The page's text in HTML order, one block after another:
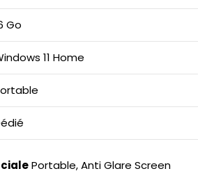
Go
11 Home
Portable, Anti Glare Screen